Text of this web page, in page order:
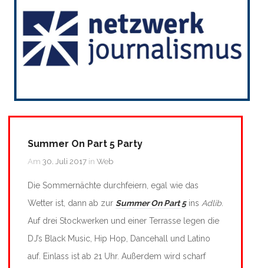
Summer On Part 5 Party
Am 30. Juli 2017 in Web
Die Sommernächte durchfeiern, egal wie das
Wetter ist, dann ab zur Summer On Part 5ins Adlib
Auf drei Stockwerken und einer Terrasse legen die
DJ’s Black Music, Hip Hop, Dancehall und Latino
auf. Einlass ist ab 21 Uhr. Außerdem wird scharf